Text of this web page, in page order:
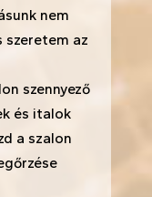
nem
szeretem az
szennyező
és italok
a szalon